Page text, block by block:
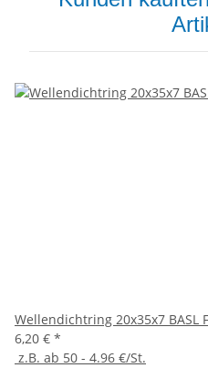
Wellendichtring 20x35x7 BASL
6,20 € *
z.B. ab 50 - 4.96 €/St.